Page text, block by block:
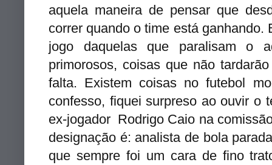
aquela maneira de pensar que
correr quando o time está
jogo daquelas que paralisam o
primorosos, coisas que não
falta. Existem coisas no futebol
confesso, fiquei surpreso ao ouvir o
ex-jogador Rodrigo Caio na
designação é: analista de bola
que sempre foi um cara de fino